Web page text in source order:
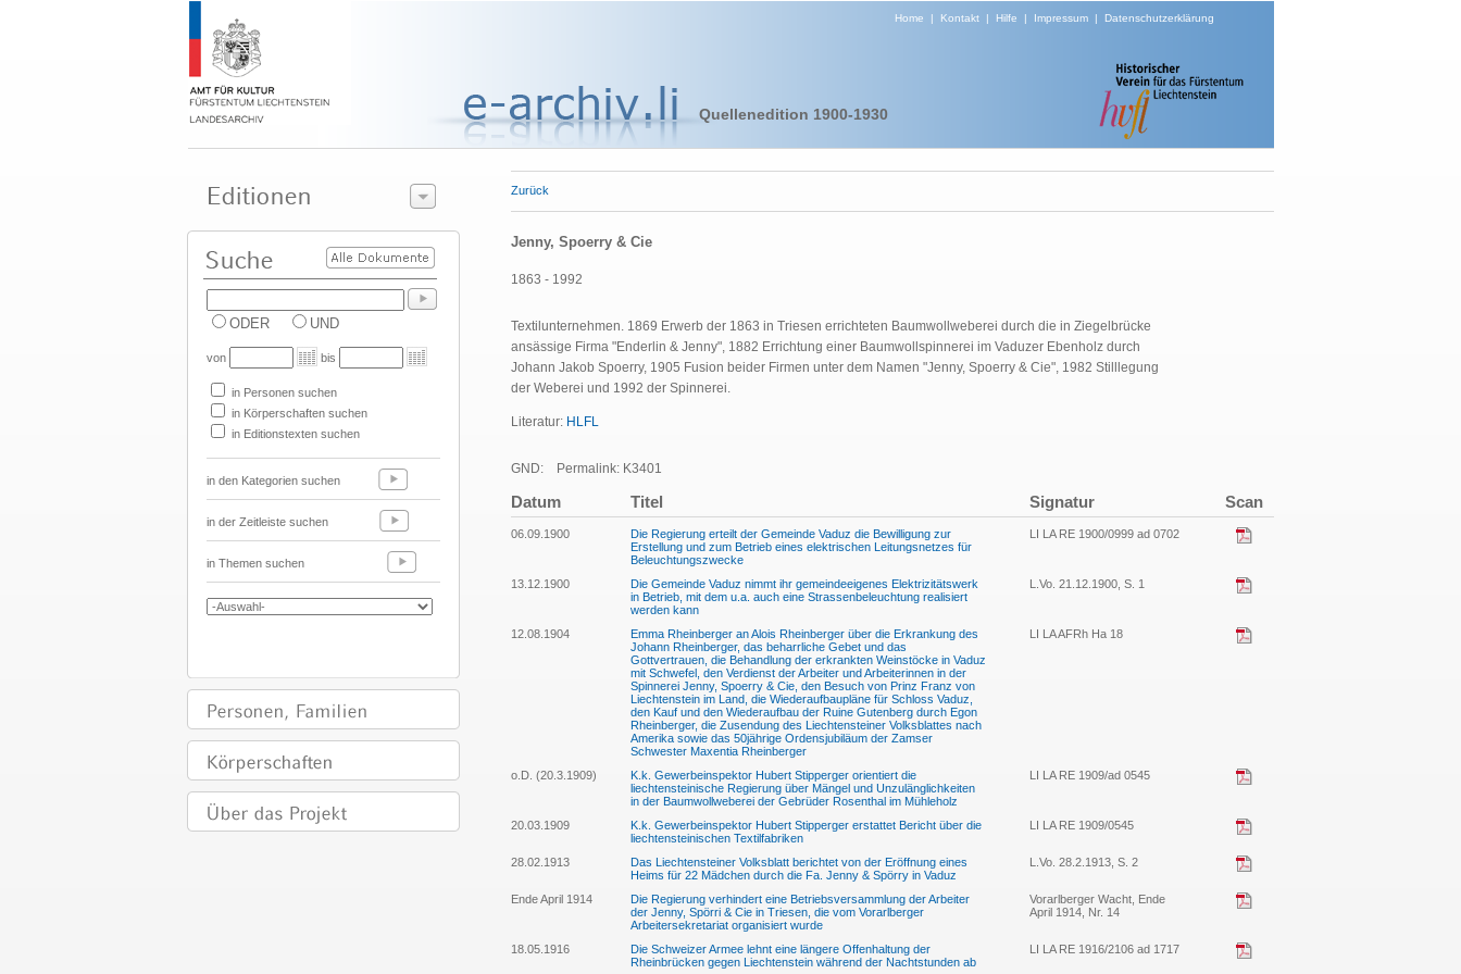
Home | Kontakt| Hilfe | Impressum| Datenschutzerklärung
Quellenedition 1900-1930
ODER UND
von bis
in Personen suchen
in Körperschaften suchen
in Editionstexten suchen
in den Kategorien suchen
in der Zeitleiste suchen
in Themen suchen
Zurück
Jenny, Spoerry & Cie
1863 - 1992
Textilunternehmen. 1869 Erwerb der 1863 in Triesen errichteten Baumwollweberei durch die in Ziegelbrücke
ansässige Firma "Enderlin & Jenny", 1882 Errichtung einer Baumwollspinnerei im Vaduzer Ebenholz durch
Johann Jakob Spoerry, 1905 Fusion beider Firmen unter dem Namen "Jenny, Spoerry & Cie", 1982 Stilllegung
der Weberei und 1992 der Spinnerei.
Literatur: HLFL
GND: Permalink: K3401
Datum Titel Signatur Scan
06.09.1900
Die Regierung erteilt der Gemeinde Vaduz die Bewilligung zur
Erstellung und zum Betrieb eines elektrischen Leitungsnetzes für
Beleuchtungszwecke
LI LA RE 1900/0999 ad 0702
13.12.1900
Die Gemeinde Vaduz nimmt ihr gemeindeeigenes Elektrizitätswerk
in Betrieb, mit dem u.a. auch eine Strassenbeleuchtung realisiert
werden kann
L.Vo. 21.12.1900, S. 1
12.08.1904
Emma Rheinberger an Alois Rheinberger über die Erkrankung des
Johann Rheinberger, das beharrliche Gebet und das
Gottvertrauen, die Behandlung der erkrankten Weinstöcke in Vaduz
mit Schwefel, den Verdienst der Arbeiter und Arbeiterinnen in der
Spinnerei Jenny, Spoerry & Cie, den Besuch von Prinz Franz von
Liechtenstein im Land, die Wiederaufbaupläne für Schloss Vaduz,
den Kauf und den Wiederaufbau der Ruine Gutenberg durch Egon
Rheinberger, die Zusendung des Liechtensteiner Volksblattes nach
Amerika sowie das 50jährige Ordensjubiläum der Zamser
Schwester Maxentia Rheinberger
LI LA AFRh Ha 18
o.D. (20.3.1909)
K.k. Gewerbeinspektor Hubert Stipperger orientiert die
liechtensteinische Regierung über Mängel und Unzulänglichkeiten
in der Baumwollweberei der Gebrüder Rosenthal im Mühleholz
LI LA RE 1909/ad 0545
20.03.1909
K.k. Gewerbeinspektor Hubert Stipperger erstattet Bericht über die
liechtensteinischen Textilfabriken
LI LA RE 1909/0545
28.02.1913
Das Liechtensteiner Volksblatt berichtet von der Eröffnung eines
Heims für 22 Mädchen durch die Fa. Jenny & Spörry in Vaduz
L.Vo. 28.2.1913, S. 2
Ende April 1914
Die Regierung verhindert eine Betriebsversammlung der Arbeiter
der Jenny, Spörri & Cie in Triesen, die vom Vorarlberger
Arbeitersekretariat organisiert wurde
Vorarlberger Wacht, Ende
April 1914, Nr. 14
18.05.1916
Die Schweizer Armee lehnt eine längere Offenhaltung der
Rheinbrücken gegen Liechtenstein während der Nachtstunden ab
LI LA RE 1916/2106 ad 1717